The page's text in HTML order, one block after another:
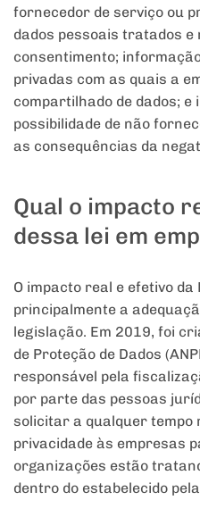
fornecedor de serviço ou
dados pessoais tratados e
consentimento;
privadas com as quais a
compartilhado de dados;
possibilidade de não
as consequências da
Qual o impacto
dessa lei em
O impacto real e efetivo da
principalmente a
legislação. Em 2019, foi
de Proteção de Dados
responsável pela
por parte das pessoas
solicitar a qualquer tempo
privacidade às empresas
organizações estão
dentro do estabelecido pela